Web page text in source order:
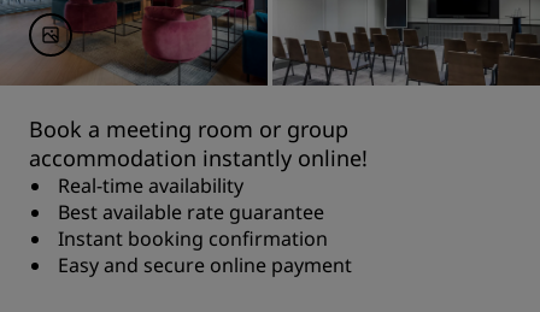
Book a meeting room or group
accommodation instantly online!
Real-time availability
Best available rate guarantee
Instant booking confirmation
Easy and secure online payment